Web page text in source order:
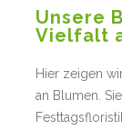
Unsere
Vielfalt
Hier zeigen
an Blumen.